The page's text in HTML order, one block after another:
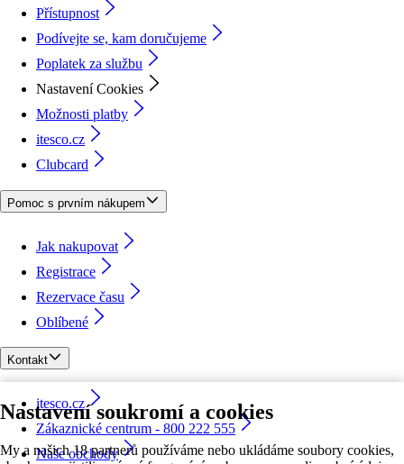
Nastavení soukromí a cookies
My a našich 18 partnerů používáme nebo ukládáme soubory cookies,
Přístupnost
Podívejte se, kam doručujeme
Poplatek za službu
Nastavení Cookies
Možnosti platby
itesco.cz
Clubcard
Pomoc s prvním nákupem
Jak nakupovat
Registrace
Rezervace času
Oblíbené
Kontakt
itesco.cz
Zákaznické centrum - 800 222 555
Naše obchody